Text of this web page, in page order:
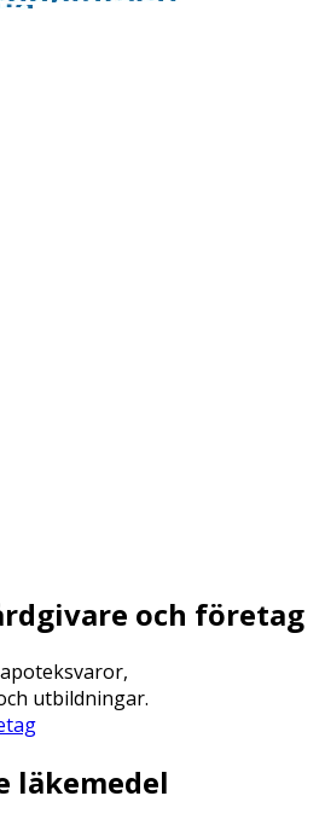
och företag
utbildningar.
läkemedel